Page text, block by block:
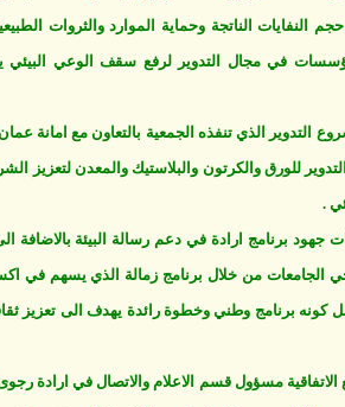
النفايات الناتجة وحماية الموارد والثروات
في مجال التدوير لرفع سقف الوعي
التدوير الذي تنفذه الجمعية بالتعاون مع امانة
للورق والكرتون والبلاستيك والمعدن
.
جهود برنامج ارادة في دعم رسالة البيئة بالاضافة
الجامعات من خلال برنامج زمالة الذي يسهم في
كونه برنامج وطني وخطوة رائدة يهدف الى تعزيز ثقافة
مسؤول قسم الاعلام والاتصال في ارادة